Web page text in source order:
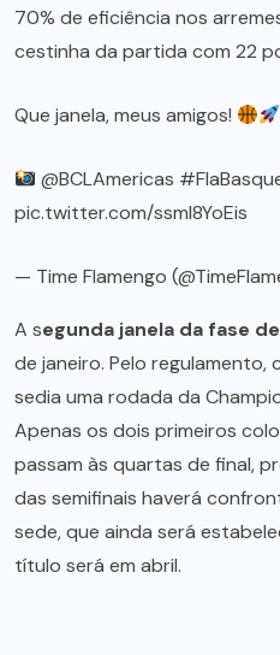
70% de eficiência nos
cestinha da partida com 22
Que janela, meus amigos!
@BCLAmericas
pic.twitter.com/ssmI8YoEis
— Time Flamengo
A segunda janela da fase
de janeiro. Pelo
sedia uma rodada da
Apenas os dois primeiros
passam às quartas de final,
das semifinais haverá
sede, que ainda será
título será em abril.